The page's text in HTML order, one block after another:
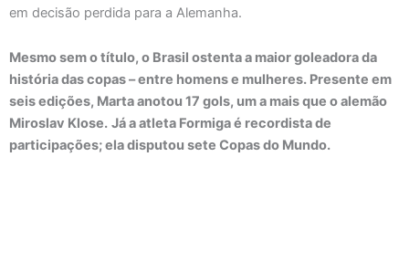
em decisão perdida para a Alemanha.
Mesmo sem o título, o Brasil ostenta a maior goleadora da
história das copas – entre homens e mulheres. Presente em
seis edições, Marta anotou 17 gols, um a mais que o alemão
Miroslav Klose. Já a atleta Formiga é recordista de
participações; ela disputou sete Copas do Mundo.